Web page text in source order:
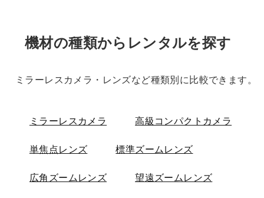
機材の種類からレンタルを探す
ミラーレスカメラ・レンズなど種類別に比較できます。
ミラーレスカメラ 高級コンパクトカメラ
単焦点レンズ 標準ズームレンズ
広角ズームレンズ 望遠ズームレンズ